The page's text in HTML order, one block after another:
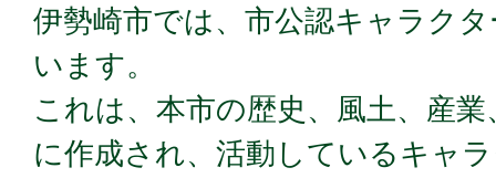
伊勢崎市では、市公認キャラク
います。
これは、本市の歴史、風土、産
に作成され、活動しているキャ